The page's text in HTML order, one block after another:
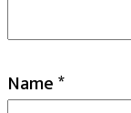
Name*